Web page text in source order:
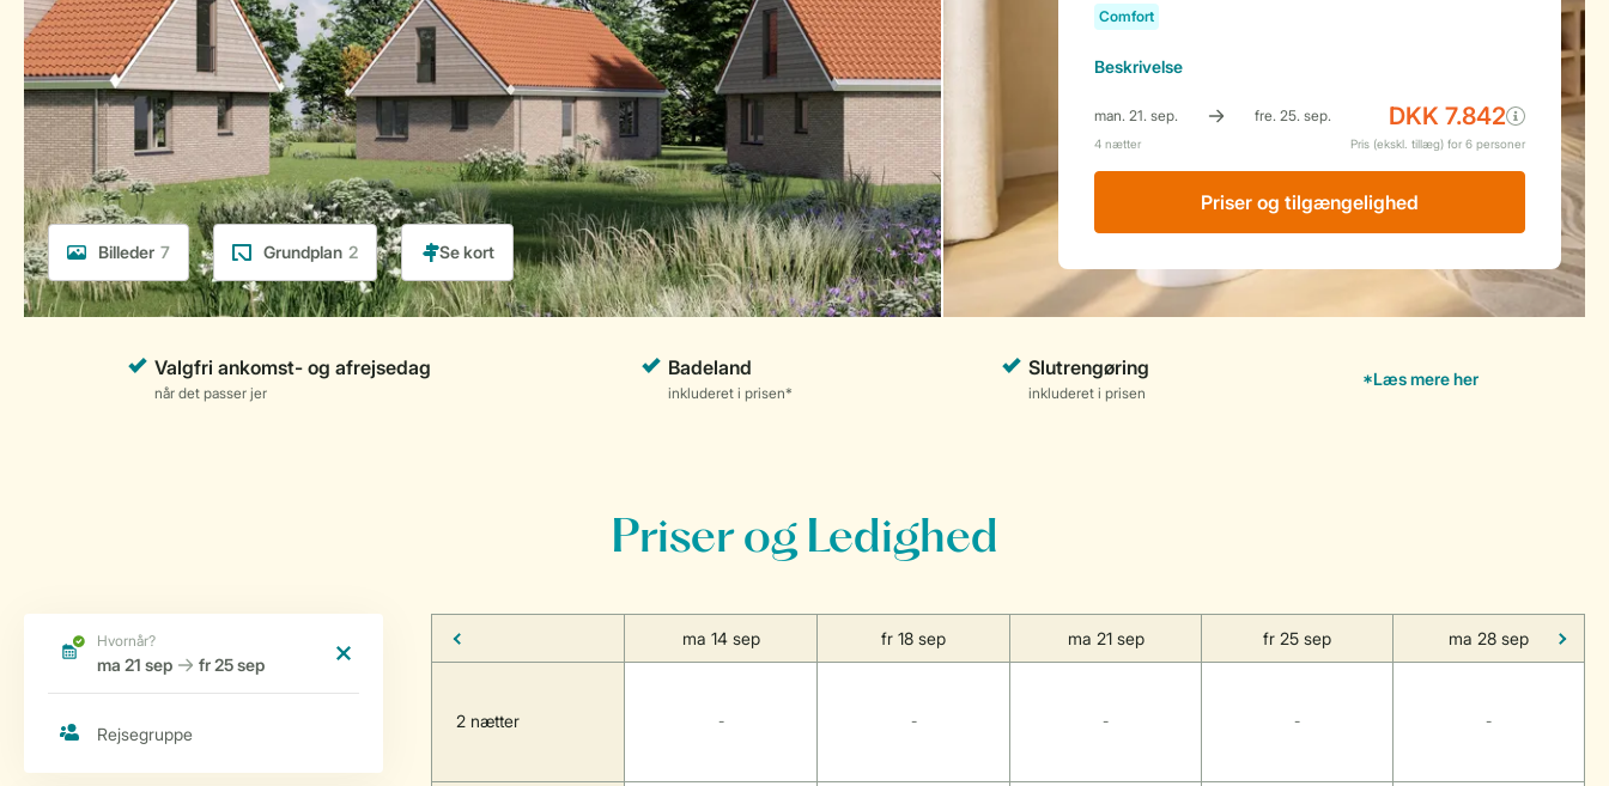
Billeder 7 Grundplan 2
Beskrivelse
Priser og tilgængelighed
Priser og Ledighed
ma 14 sep fr 18 sep ma 21 sep fr 25 sep ma 28 sep
2 nætter - - - - -